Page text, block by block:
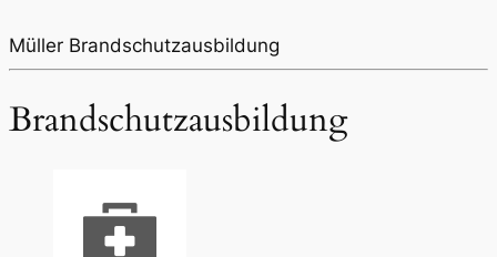
Müller Brandschutzausbildung
Brandschutzausbildung